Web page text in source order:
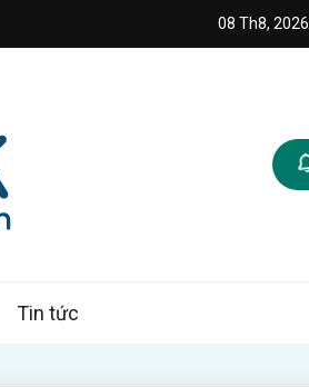
08 Th8, 2026
Tin tức